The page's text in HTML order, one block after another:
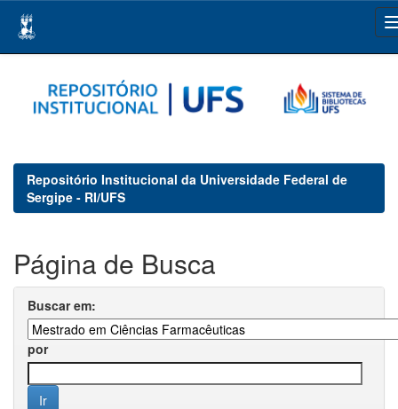
navigation
Repositório Institucional da Universidade Federal de
Sergipe - RI/UFS
Página de Busca
Buscar em:
por